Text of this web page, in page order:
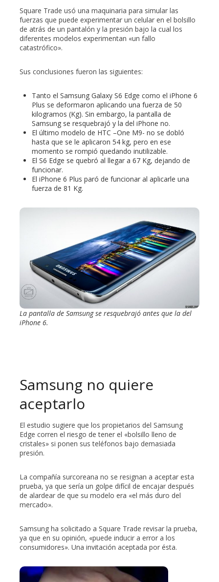
Square Trade usó una maquinaria para simular las
fuerzas que puede experimentar un celular en el bolsillo
de atrás de un pantalón y la presión bajo la cual los
diferentes modelos experimentan «un fallo
catastrófico».
Sus conclusiones fueron las siguientes:
Tanto el Samsung Galaxy S6 Edge como el iPhone 6
Plus se deformaron aplicando una fuerza de 50
kilogramos (Kg). Sin embargo, la pantalla de
Samsung se resquebrajó y la del iPhone no.
El último modelo de HTC –One M9- no se dobló
hasta que se le aplicaron 54 kg, pero en ese
momento se rompió quedando inutilizable.
El S6 Edge se quebró al llegar a 67 Kg, dejando de
funcionar.
El iPhone 6 Plus paró de funcionar al aplicarle una
fuerza de 81 Kg.
La pantalla de Samsung se resquebrajó antes que la del
iPhone 6.
Samsung no quiere
aceptarlo
El estudio sugiere que los propietarios del Samsung
Edge corren el riesgo de tener el «bolsillo lleno de
cristales» si ponen sus teléfonos bajo demasiada
presión.
La compañía surcoreana no se resignan a aceptar esta
prueba, ya que sería un golpe difícil de encajar después
de alardear de que su modelo era «el más duro del
mercado».
Samsung ha solicitado a Square Trade revisar la prueba,
ya que en su opinión, «puede inducir a error a los
consumidores». Una invitación aceptada por ésta.